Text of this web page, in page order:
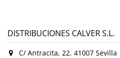
DISTRIBUCIONES CALVER S.L.
C/ Antracita, 22. 41007 Sevilla